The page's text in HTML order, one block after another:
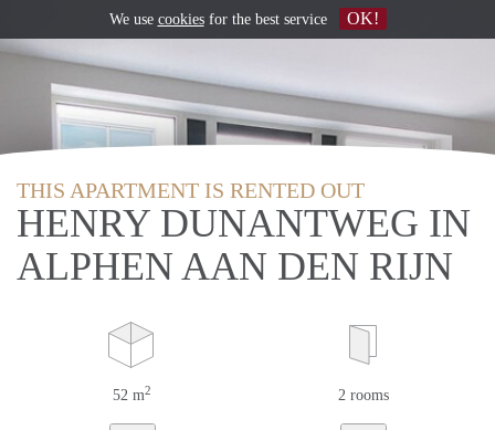
THIS APARTMENT IS RENTED OUT
HENRY DUNANTWEG IN
ALPHEN AAN DEN RIJN
52 m2 2 rooms
We use cookiesfor the best service OK!